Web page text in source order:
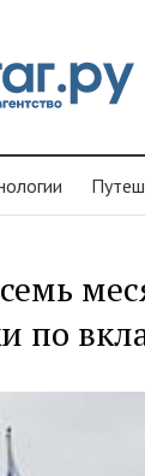
по